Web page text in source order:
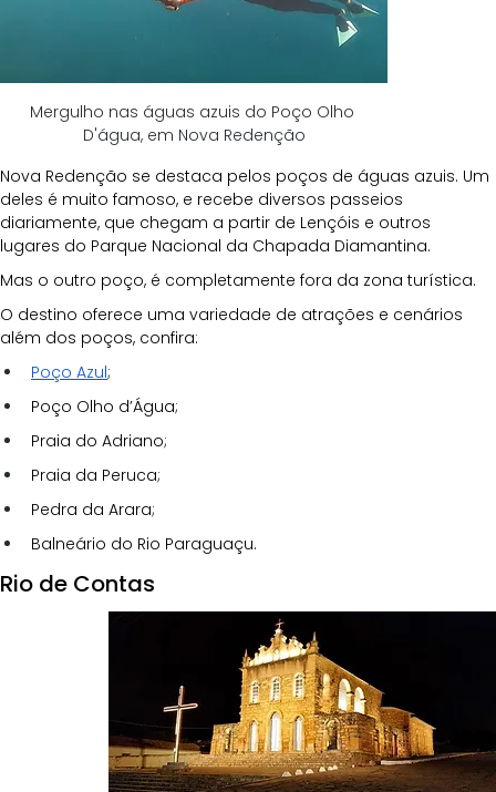
Mergulho nas águas azuis do Poço Olho
D'água, em Nova Redenção
Nova Redenção se destaca pelos poços de águas azuis. Um
deles é muito famoso, e recebe diversos passeios
diariamente, que chegam a partir de Lençóis e outros
lugares do Parque Nacional da Chapada Diamantina.
Mas o outro poço, é completamente fora da zona turística.
O destino oferece uma variedade de atrações e cenários
além dos poços, confira:
Poço Azul;
Poço Olho d’Água;
Praia do Adriano;
Praia da Peruca;
Pedra da Arara;
Balneário do Rio Paraguaçu.
Rio de Contas